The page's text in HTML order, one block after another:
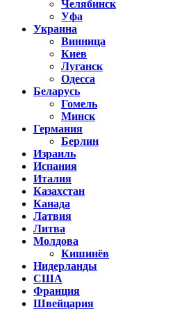
Челябинск
Уфа
Украина
Винница
Киев
Луганск
Одесса
Беларусь
Гомель
Минск
Германия
Берлин
Израиль
Испания
Италия
Казахстан
Канада
Латвия
Литва
Молдова
Кишинёв
Нидерланды
США
Франция
Швейцария